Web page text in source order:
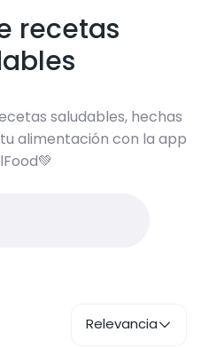
recetas
saludables, hechas
alimentación con la app
Relevancia